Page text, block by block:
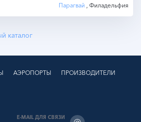
Парагвай , Филадельфия
каталог
АЭРОПОРТЫ
ПРОИЗВОДИТЕЛИ
E-MAIL ДЛЯ СВЯЗИ